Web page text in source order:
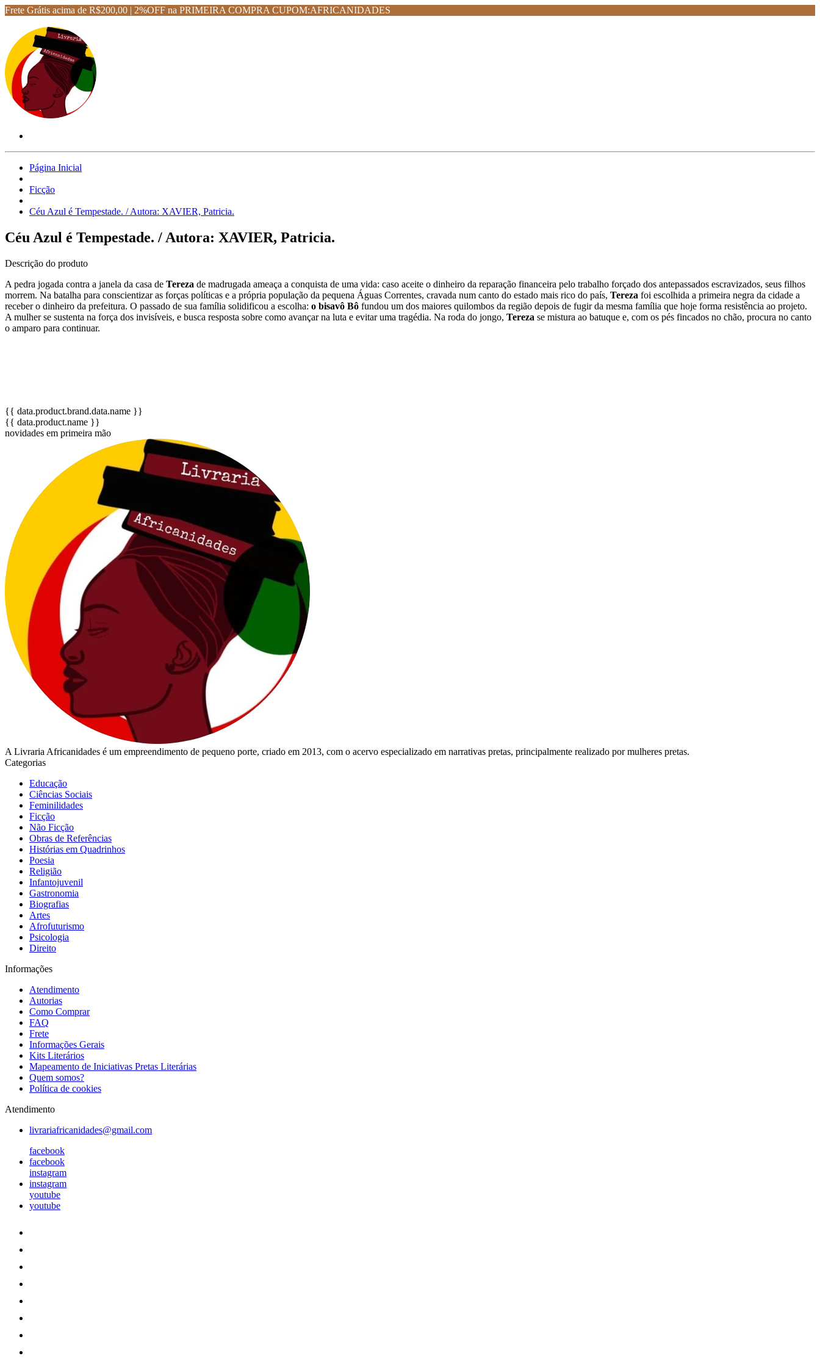
Frete Grátis acima de R$200,00 | 2%OFF na PRIMEIRA COMPRA CUPOM:AFRICANIDADES
Página Inicial
Ficção
Céu Azul é Tempestade. / Autora: XAVIER, Patricia.
Céu Azul é Tempestade. / Autora: XAVIER, Patricia.
Descrição do produto
A pedra jogada contra a janela da casa de Tereza de madrugada ameaça a conquista de uma vida: caso aceite o dinheiro da reparação financeira pelo trabalho forçado dos antepassados escravizados, seus filhos
morrem. Na batalha para conscientizar as forças políticas e a própria população da pequena Águas Correntes, cravada num canto do estado mais rico do país, Tereza foi escolhida a primeira negra da cidade a
receber o dinheiro da prefeitura. O passado de sua família solidificou a escolha: o bisavô Bô fundou um dos maiores quilombos da região depois de fugir da mesma família que hoje forma resistência ao projeto.
A mulher se sustenta na força dos invisíveis, e busca resposta sobre como avançar na luta e evitar uma tragédia. Na roda do jongo, Tereza se mistura ao batuque e, com os pés fincados no chão, procura no canto
o amparo para continuar.
{{ data.product.brand.data.name }}
{{ data.product.name }}
novidades em primeira mão
A Livraria Africanidades é um empreendimento de pequeno porte, criado em 2013, com o acervo especializado em narrativas pretas, principalmente realizado por mulheres pretas.
Categorias
Educação
Ciências Sociais
Feminilidades
Ficção
Não Ficção
Obras de Referências
Histórias em Quadrinhos
Poesia
Religião
Infantojuvenil
Gastronomia
Biografias
Artes
Afrofuturismo
Psicologia
Direito
Informações
Atendimento
Autorias
Como Comprar
FAQ
Frete
Informações Gerais
Kits Literários
Mapeamento de Iniciativas Pretas Literárias
Quem somos?
Política de cookies
Atendimento
livrariafricanidades@gmail.com
facebook
facebook
instagram
instagram
youtube
youtube